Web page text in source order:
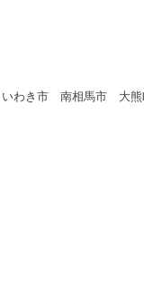
わき市 南相馬市 大